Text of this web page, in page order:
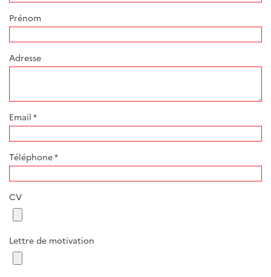
Prénom
Adresse
Email *
Téléphone*
CV
Lettre de motivation